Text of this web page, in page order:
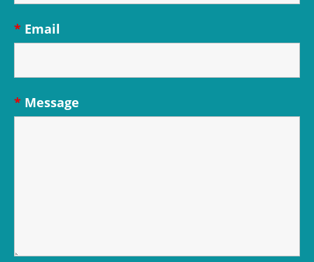
Email
*
Message
*